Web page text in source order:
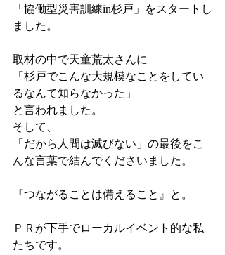
「協働型災害訓練in杉戸」をスタートし
ました。
取材の中で天童荒太さんに
「杉戸でこんな大規模なことをしてい
るなんて知らなかった」
と言われました。
そして、
「だから人間は滅びない」の最後をこ
んな言葉で結んでくださいました。
『つながることは備えること』と。
​ＰＲが下手でローカルイベント的な私
たちです。